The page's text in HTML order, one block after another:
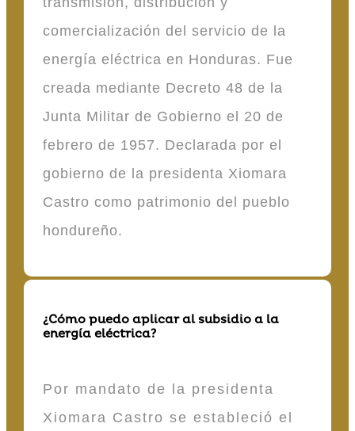
comercialización del servicio de la
energía eléctrica en Honduras. Fue
creada mediante Decreto 48 de la
Junta Militar de Gobierno el 20 de
febrero de 1957. Declarada por el
gobierno de la presidenta Xiomara
Castro como patrimonio del pueblo
hondureño.
¿Cómo puedo aplicar al subsidio a la
energía eléctrica?
Por mandato de la presidenta
Xiomara Castro se estableció el